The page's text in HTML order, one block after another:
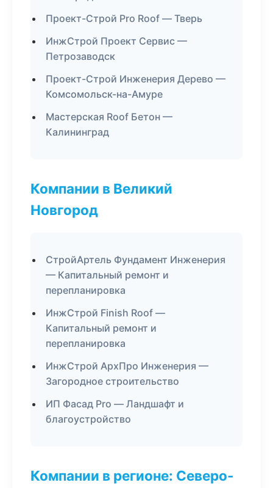
Проект-Строй Pro Roof — Тверь
ИнжСтрой Проект Сервис —
Петрозаводск
Проект-Строй Инженерия Дерево —
Комсомольск-на-Амуре
Мастерская Roof Бетон —
Калининград
Компании в Великий
Новгород
СтройАртель Фундамент Инженерия
— Капитальный ремонт и
перепланировка
ИнжСтрой Finish Roof —
Капитальный ремонт и
перепланировка
ИнжСтрой АрхПро Инженерия —
Загородное строительство
ИП Фасад Pro — Ландшафт и
благоустройство
Компании в регионе: Северо-